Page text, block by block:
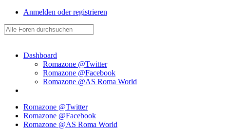
Anmelden oder registrieren
Dashboard
Romazone @Twitter
Romazone @Facebook
Romazone @AS Roma World
Romazone @Twitter
Romazone @Facebook
Romazone @AS Roma World